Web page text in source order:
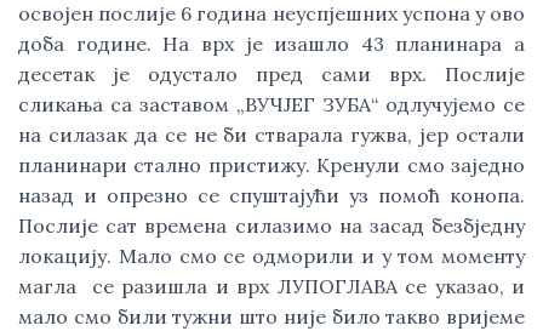
освојен послије 6 година неуспјешних успона у ово
доба године. На врх је изашло 43 планинара а
десетак је одустало пред сами врх. Послије
сликања са заставом „ВУЧЈЕГ ЗУБА“ одлучујемо се
на силазак да се не би стварала гужва, јер остали
планинари стално пристижу. Кренули смо заједно
назад и опрезно се спуштајући уз помоћ конопа.
Послије сат времена силазимо на засад безбједну
локацију. Мало смо се одморили и у том моменту
магла се разишла и врх ЛУПОГЛАВА се указао, и
мало смо били тужни што није било такво вријеме